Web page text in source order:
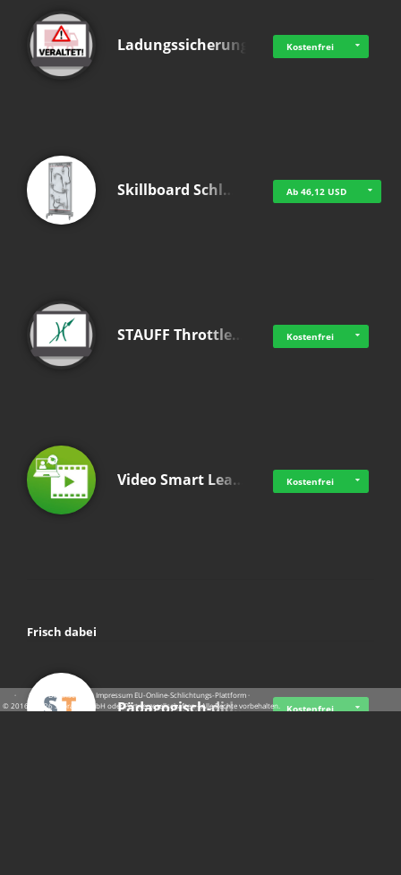
Ladungssicherung Kostenfrei
Skillboard Schl… Ab 46,12 USD
STAUFF Throttle… Kostenfrei
Video Smart Lea… Kostenfrei
Frisch dabei
Pädagogisch-did… Kostenfrei
· · ·Datenschutz ·Impressum EU-Online-Schlichtungs-Plattform·
© 2016 - 2026 SupraTix GmbH oder Partnergesellschaften - Alle Rechte vorbehalten.